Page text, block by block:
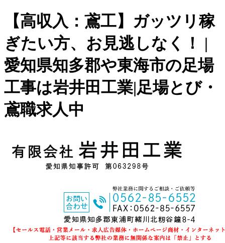
【高収入：鳶工】ガッツリ稼
ぎたい方、お見逃しなく！ |
愛知県知多郡や東海市の足場
工事は岩井田工業|足場とび・
鳶職求人中